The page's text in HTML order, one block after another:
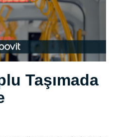
Taşımada